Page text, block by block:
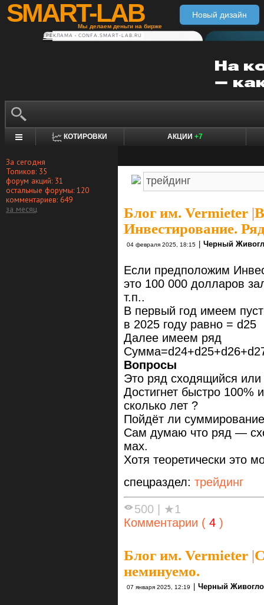
SMART-LAB
Мы делаем деньги на бирже
Новый дизайн
РЕКЛАМА • CONFA.SMART-LAB.RU
КОТИРОВКИ АКЦИИ +7
За сегодня
Топиков: 35
форум акций: 31
остальные форумы: 120
комментариев: 649
за месяц
Блог им. Vermieter |
Инвестирование.
04 февраля 2025, 18:15 Черный
Если предположим
это 100 000 долларов
т.п..
В первый год имеем
в 2025 году равно = d25
Далее имеем ряд
Вопросы
Это ряд сходящийся
Достигнет быстро 100%
сколько лет ?
Пойдёт ли
Сам думаю что ряд —
мах.
Хотя теоретически это
спецраздел: трейдинг
500 | ★1
Комментарии ( 4 )
Блог им. Vermieter |
неминуемо.
07 января 2025, 12:19 | Черный